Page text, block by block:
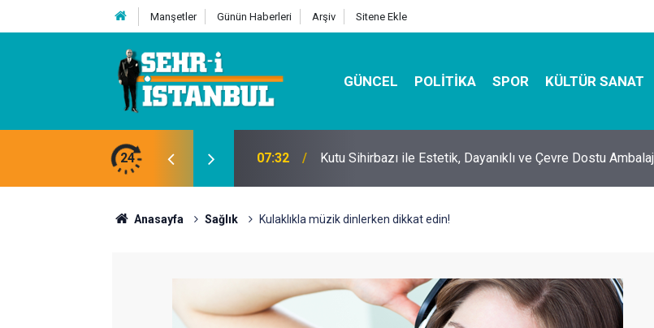
Manşetler Günün Haberleri Arşiv Sitene Ekle
GÜNCEL POLITIKA SPOR KÜLTÜR SANAT
24 07:32 Kutu Sihirbazı ile Estetik, Dayanıklı ve Çevre Dostu Ambalaj
Anasayfa Sağlık Kulaklıkla müzik dinlerken dikkat edin!